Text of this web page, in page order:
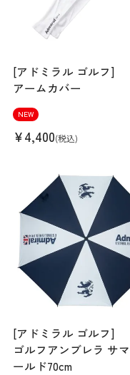
[アドミラル ゴルフ]
アームカバー
NEW
¥4,400 税込
[アドミラル ゴルフ]
ゴルフアンブレラ サ
ールド70cm